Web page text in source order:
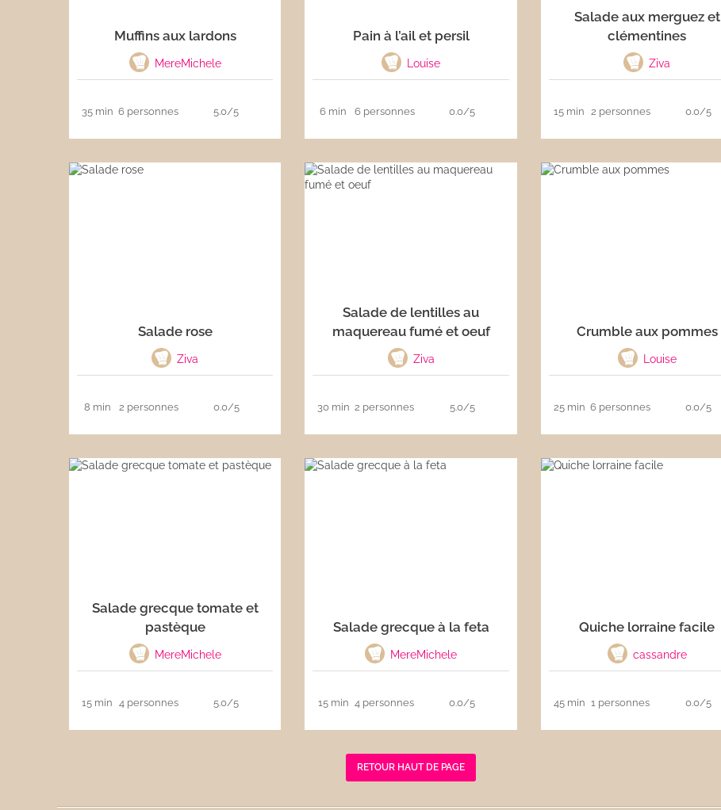
Muffins aux lardons
MereMichele
35 min 6 personnes 5.0/5
Pain à l’ail et persil
Louise
6 min 6 personnes 0.0/5
Salade aux merguez et
clémentines
Ziva
15 min 2 personnes 0.0/5
Salade rose
Ziva
8 min 2 personnes 0.0/5
Salade de lentilles au
maquereau fumé et oeuf
Ziva
30 min 2 personnes 5.0/5
Crumble aux pommes
Louise
25 min 6 personnes 0.0/5
Salade grecque tomate et
pastèque
MereMichele
15 min 4 personnes 5.0/5
Salade grecque à la feta
MereMichele
15 min 4 personnes 0.0/5
Quiche lorraine facile
cassandre
45 min 1 personnes 0.0/5
RETOUR HAUT DE PAGE